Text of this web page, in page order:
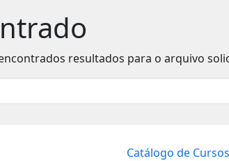
resultados para o arquivo
Catálogo de Cursos